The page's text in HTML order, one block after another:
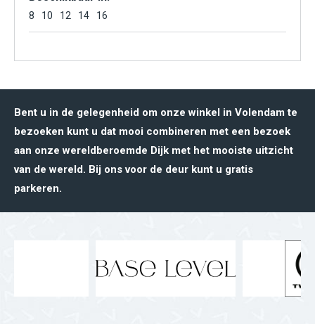
8 10 12 14 16
Bent u in de gelegenheid om onze winkel in Volendam te
bezoeken kunt u dat mooi combineren met een bezoek
aan onze wereldberoemde Dijk met het mooiste uitzicht
van de wereld. Bij ons voor de deur kunt u gratis
parkeren.